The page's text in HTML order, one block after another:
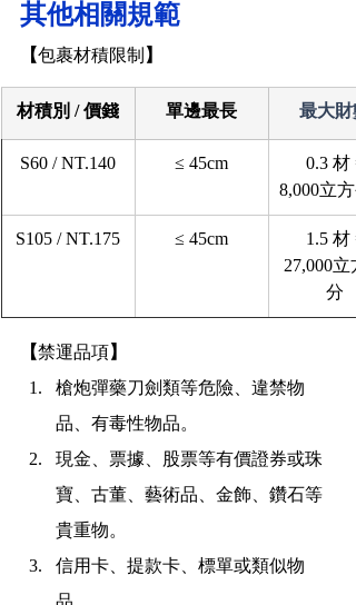
其他相關規範
【包裹材積限制 】
材積別 / 價錢 單邊最長 最大財
S60 / NT.140 ≤ 45cm
0.3 材 =
8,000立方
S105 / NT.175 ≤ 45cm
1.5 材 =
27,000立
分
【禁運品項 】
槍炮彈藥刀劍類等危險、違禁物
品、有毒性物品。
現金、票據、股票等有價證券或珠
寶、古董、藝術品、金飾、鑽石等
貴重物。
信用卡、提款卡、標單或類似物